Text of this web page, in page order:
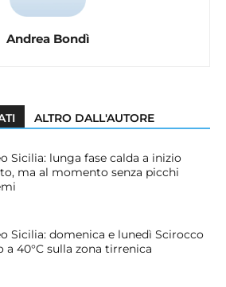
Andrea Bondì
ALTRO DALL'AUTORE
Sicilia: lunga fase calda a inizio
ma al momento senza picchi
Sicilia: domenica e lunedì Scirocco
a 40°C sulla zona tirrenica